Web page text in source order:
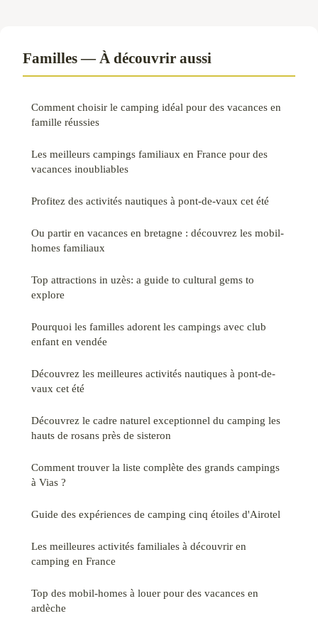
Familles — À découvrir aussi
Comment choisir le camping idéal pour des vacances en
famille réussies
Les meilleurs campings familiaux en France pour des
vacances inoubliables
Profitez des activités nautiques à pont-de-vaux cet été
Ou partir en vacances en bretagne : découvrez les mobil-
homes familiaux
Top attractions in uzès: a guide to cultural gems to
explore
Pourquoi les familles adorent les campings avec club
enfant en vendée
Découvrez les meilleures activités nautiques à pont-de-
vaux cet été
Découvrez le cadre naturel exceptionnel du camping les
hauts de rosans près de sisteron
Comment trouver la liste complète des grands campings
à Vias ?
Guide des expériences de camping cinq étoiles d'Airotel
Les meilleures activités familiales à découvrir en
camping en France
Top des mobil-homes à louer pour des vacances en
ardèche